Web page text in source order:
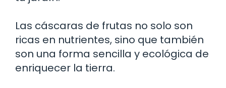
Las cáscaras de frutas no solo son
ricas en nutrientes, sino que también
son una forma sencilla y ecológica de
enriquecer la tierra.